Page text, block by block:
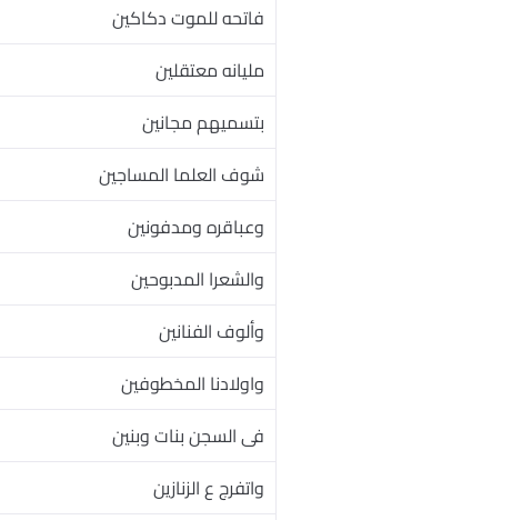
فاتحه للموت دكاكين
مليانه معتقلين
بتسميهم مجانين
شوف العلما المساجين
وعباقره ومدفونين
والشعرا المدبوحين
وألوف الفنانين
واولادنا المخطوفين
فى السجن بنات وبنين
واتفرج ع الزنازين